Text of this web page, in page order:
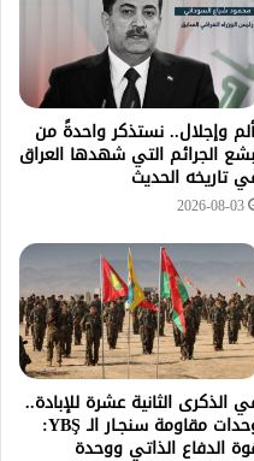
وإجلال.. نستذكر واحدةً من
الجرائم التي شهدها العراق
تاريخه الحديث
2026-08-03
الذكرى الثانية عشرة للإبادة..
وحدات مقاومة سنجـار الـ YBŞ:
الدفاع الذاتي ووحدة